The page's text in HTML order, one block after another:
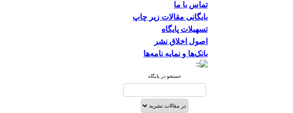
تماس با ما
بایگانی مقالات زیر چاپ
تسهیلات پایگاه
اصول اخلاق نشر
بانک‌ها و نمایه نامه‌ها
جستجو در پایگاه